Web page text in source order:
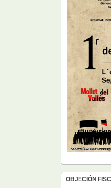
OBJECIÓN